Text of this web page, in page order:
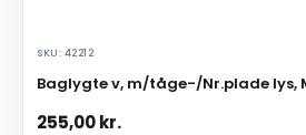
SKU: 42212
Baglygte v, m/tåge-/Nr.plade lys,
255,00kr.